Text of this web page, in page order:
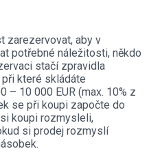
zarezervovat, aby v
potřebné náležitosti, někdo
stačí zpravidla
které skládáte
– 10 000 EUR (max. 10% z
se při koupi započte do
koupi rozmysleli,
si prodej rozmyslí